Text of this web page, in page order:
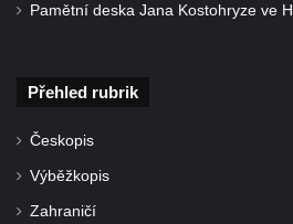
Pamětní deska Jana Kostohryze ve
Přehled rubrik
Českopis
Výběžkopis
Zahraničí